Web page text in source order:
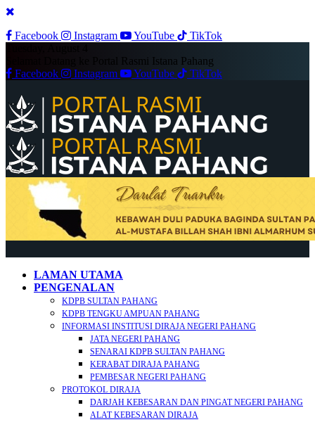
Facebook Instagram YouTube
TikTok
Selamat Datang ke Portal Rasmi Istana Pahang
Facebook
Instagram YouTube TikTok
LAMAN UTAMA
PENGENALAN
KDPB SULTAN PAHANG
KDPB TENGKU AMPUAN PAHANG
INFORMASI INSTITUSI DIRAJA NEGERI PAHANG
JATA NEGERI PAHANG
SENARAI KDPB SULTAN PAHANG
KERABAT DIRAJA PAHANG
PEMBESAR NEGERI PAHANG
PROTOKOL DIRAJA
DARJAH KEBESARAN DAN PINGAT NEGERI PAHANG
ALAT KEBESARAN DIRAJA